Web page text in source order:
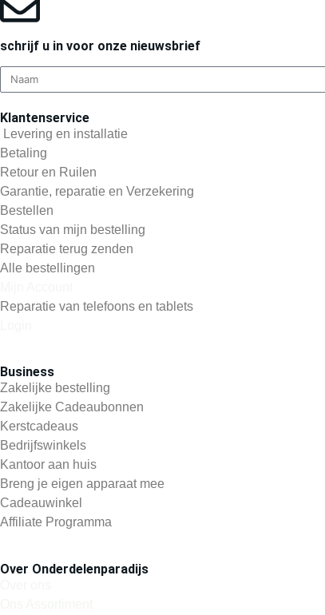
schrijf u in voor onze nieuwsbrief
Klantenservice
Levering en installatie
Betaling
Retour en Ruilen
Garantie, reparatie en Verzekering
Bestellen
Status van mijn bestelling
Reparatie terug zenden
Alle bestellingen
Reparatie van telefoons en tablets
Business
Zakelijke bestelling
Zakelijke Cadeaubonnen
Kerstcadeaus
Bedrijfswinkels
Kantoor aan huis
Breng je eigen apparaat mee
Cadeauwinkel
Affiliate Programma
Over Onderdelenparadijs